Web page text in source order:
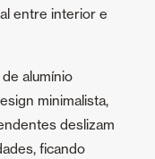
entre interior e
alumínio
minimalista,
deslizam
ficando